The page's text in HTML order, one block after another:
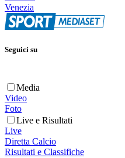
Venezia
Seguici su
Media
Video
Foto
Live e Risultati
Live
Diretta Calcio
Risultati e Classifiche